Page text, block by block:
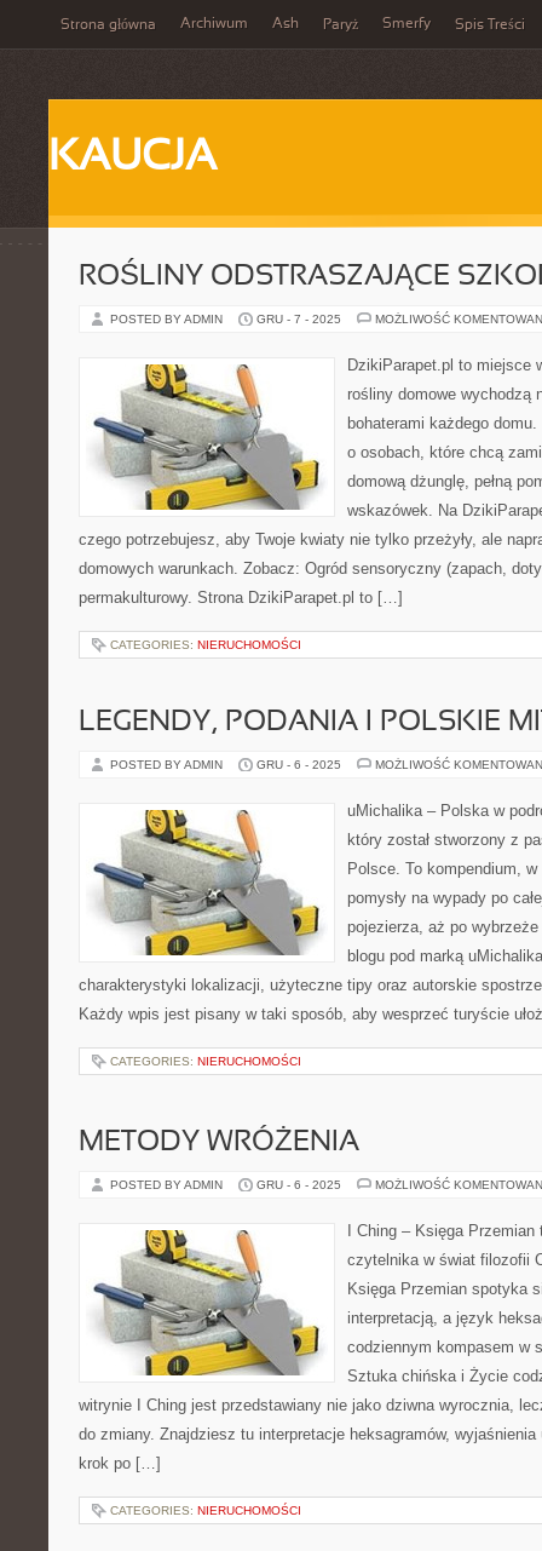
Strona główna Archiwum Ash Paryż Smerfy Spis Treści
KAUCJA
ROŚLINY ODSTRASZAJĄCE
POSTED BY ADMIN GRU - 7 - 2025 MOŻLIWOŚĆ
DzikiParapet.pl to miejsce
rośliny domowe wychodzą
bohaterami każdego
o osobach, które chcą
domową dżunglę, pełną
wskazówek. Na
czego potrzebujesz, aby Twoje kwiaty nie tylko przeżyły, ale
domowych warunkach. Zobacz: Ogród sensoryczny (zapach,
permakulturowy. Strona DzikiParapet.pl to […]
CATEGORIES: NIERUCHOMOŚCI
LEGENDY, PODANIA I POLSKIE
POSTED BY ADMIN GRU - 6 - 2025 MOŻLIWOŚĆ
uMichalika – Polska w
który został stworzony z
Polsce. To kompendium,
pomysły na wypady po
pojezierza, aż po
blogu pod marką
charakterystyki lokalizacji, użyteczne tipy oraz autorskie
Każdy wpis jest pisany w taki sposób, aby wesprzeć turyście
CATEGORIES: NIERUCHOMOŚCI
METODY WRÓŻENIA
POSTED BY ADMIN GRU - 6 - 2025 MOŻLIWOŚĆ
I Ching – Księga
czytelnika w świat filozofii
Księga Przemian spotyka
interpretacją, a język
codziennym kompasem w
Sztuka chińska i Życie
witrynie I Ching jest przedstawiany nie jako dziwna wyrocznia,
do zmiany. Znajdziesz tu interpretacje heksagramów, wyjaśnienia
krok po […]
CATEGORIES: NIERUCHOMOŚCI